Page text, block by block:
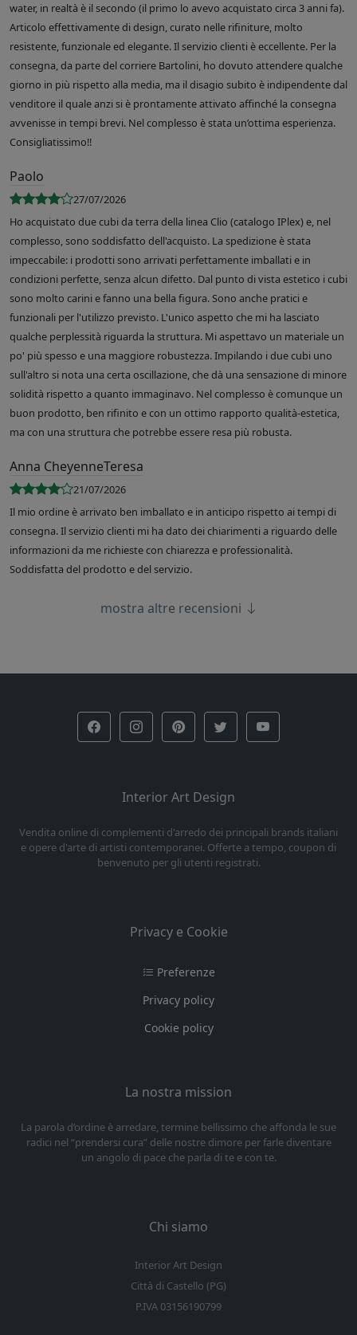
water, in realtà è il secondo (il primo lo avevo acquistato circa 3 anni fa).
Articolo effettivamente di design, curato nelle rifiniture, molto
resistente, funzionale ed elegante. Il servizio clienti è eccellente. Per la
consegna, da parte del corriere Bartolini, ho dovuto attendere qualche
giorno in più rispetto alla media, ma il disagio subito è indipendente dal
venditore il quale anzi si è prontamente attivato affinché la consegna
avvenisse in tempi brevi. Nel complesso è stata un’ottima esperienza.
Consigliatissimo!!
Paolo
27/07/2026
Ho acquistato due cubi da terra della linea Clio (catalogo IPlex) e, nel
complesso, sono soddisfatto dell'acquisto. La spedizione è stata
impeccabile: i prodotti sono arrivati perfettamente imballati e in
condizioni perfette, senza alcun difetto. Dal punto di vista estetico i cubi
sono molto carini e fanno una bella figura. Sono anche pratici e
funzionali per l'utilizzo previsto. L'unico aspetto che mi ha lasciato
qualche perplessità riguarda la struttura. Mi aspettavo un materiale un
po' più spesso e una maggiore robustezza. Impilando i due cubi uno
sull'altro si nota una certa oscillazione, che dà una sensazione di minore
solidità rispetto a quanto immaginavo. Nel complesso è comunque un
buon prodotto, ben rifinito e con un ottimo rapporto qualità-estetica,
ma con una struttura che potrebbe essere resa più robusta.
Anna CheyenneTeresa
21/07/2026
Il mio ordine è arrivato ben imballato e in anticipo rispetto ai tempi di
consegna. Il servizio clienti mi ha dato dei chiarimenti a riguardo delle
informazioni da me richieste con chiarezza e professionalità.
Soddisfatta del prodotto e del servizio.
mostra altre recensioni
Interior Art Design
Vendita online di complementi d'arredo dei principali brands italiani
e opere d'arte di artisti contemporanei. Offerte a tempo, coupon di
benvenuto per gli utenti registrati.
Privacy e Cookie
Preferenze
Privacy policy
Cookie policy
La nostra mission
La parola d’ordine è arredare, termine bellissimo che affonda le sue
radici nel “prendersi cura” delle nostre dimore per farle diventare
un angolo di pace che parla di te e con te.
Chi siamo
Interior Art Design
Città di Castello (PG)
P.IVA 03156190799